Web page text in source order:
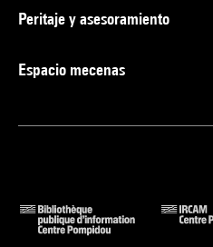
Peritaje y asesoramiento
Espacio mecenas